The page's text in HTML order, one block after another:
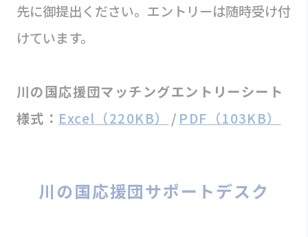
先に御提出ください。エントリーは随時受け付
けています。
川の国応援団マッチングエントリーシート
様式： Excel（220KB） / PDF（103KB）
川の国応援団サポートデスク